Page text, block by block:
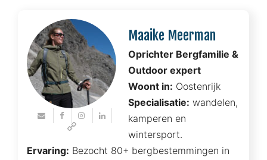
Maaike Meerman
Oprichter Bergfamilie &
Outdoor expert
Woont in: Oostenrijk
Specialisatie: wandelen,
kamperen en
wintersport.
Ervaring: Bezocht 80+ bergbestemmingen in